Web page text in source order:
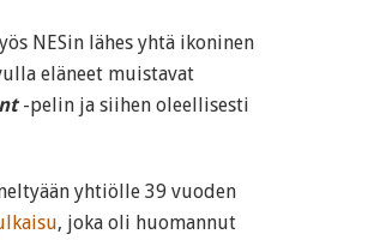
NESin lähes yhtä ikoninen
eläneet muistavat
-pelin ja siihen oleellisesti
yhtiölle 39 vuoden
, joka oli huomannut